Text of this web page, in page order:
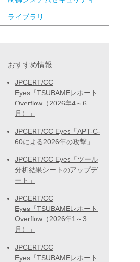
ライブラリ
おすすめ情報
JPCERT/CC
Eyes「TSUBAMEレポート
Overflow（2026年4～6
月）」
JPCERT/CC Eyes「APT-C-
60による2026年の攻撃」
JPCERT/CC Eyes「ツール
分析結果シートのアップデ
ート」
JPCERT/CC
Eyes「TSUBAMEレポート
Overflow（2026年1～3
月）」
JPCERT/CC
Eyes「TSUBAMEレポート